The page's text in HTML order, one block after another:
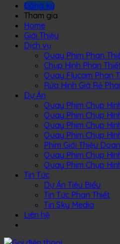
Đăng ký
Tham gia
Home
Giới Thiệu
Dịch vụ
Quay Phim Phan
Chụp Hình Phan
Quay Flycam Phan
Rửa Hình Giá Rẻ
Dự Án
Quay Phim Chụp
Quay Phim Chụp
Quay Phim Chụp
Quay Phim Chụp
Phim Giới Thiệu
Quay Phim Chụp
Quay Phim Chụp
Tin Tức
Dự Án Tiêu Biểu
Tin Tức Phan Thiết
Tin Sky Media
Liên hệ